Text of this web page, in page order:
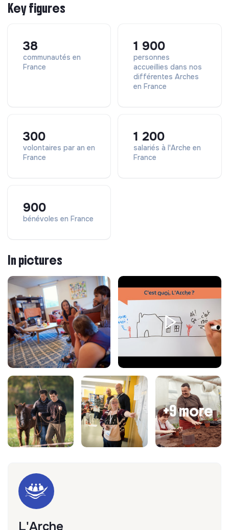
Key figures
38
communautés en
France
1 900
personnes
accueillies dans nos
différentes Arches
en France
300
volontaires par an en
France
1 200
salariés à l'Arche en
France
900
bénévoles en France
In pictures
+9 more
L'Arche